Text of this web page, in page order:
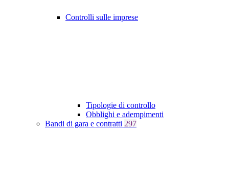
Controlli sulle imprese
Tipologie di controllo
Obblighi e adempimenti
Bandi di gara e contratti 297